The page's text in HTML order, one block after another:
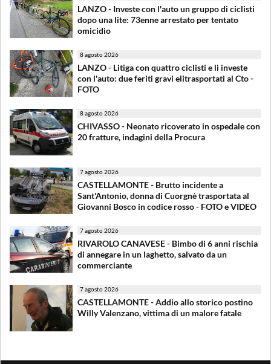
LANZO - Investe con l'auto un gruppo di ciclisti
dopo una lite: 73enne arrestato per tentato
omicidio
8 agosto 2026
LANZO - Litiga con quattro ciclisti e li investe
con l'auto: due feriti gravi elitrasportati al Cto -
FOTO
8 agosto 2026
CHIVASSO - Neonato ricoverato in ospedale con
20 fratture, indagini della Procura
7 agosto 2026
CASTELLAMONTE - Brutto incidente a
Sant'Antonio, donna di Cuorgnè trasportata al
Giovanni Bosco in codice rosso - FOTO e VIDEO
7 agosto 2026
RIVAROLO CANAVESE - Bimbo di 6 anni rischia
di annegare in un laghetto, salvato da un
commerciante
7 agosto 2026
CASTELLAMONTE - Addio allo storico postino
Willy Valenzano, vittima di un malore fatale